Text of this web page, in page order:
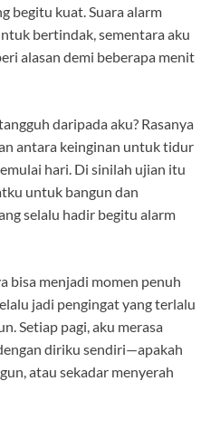
begitu kuat. Suara alarm
bertindak, sementara aku
alasan demi beberapa menit
daripada aku? Rasanya
antara keinginan untuk tidur
hari. Di sinilah ujian itu
untuk bangun dan
selalu hadir begitu alarm
bisa menjadi momen penuh
jadi pengingat yang terlalu
Setiap pagi, aku merasa
diriku sendiri—apakah
atau sekadar menyerah